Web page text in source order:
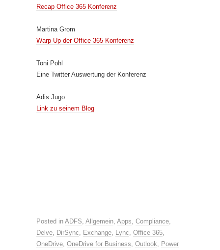
Recap Office 365 Konferenz
Martina Grom
Warp Up der Office 365 Konferenz
Toni Pohl
Eine Twitter Auswertung der Konferenz
Adis Jugo
Link zu seinem Blog
Posted in ADFS, Allgemein, Apps, Compliance,
Delve, DirSync, Exchange, Lync, Office 365,
OneDrive, OneDrive for Business, Outlook, Power